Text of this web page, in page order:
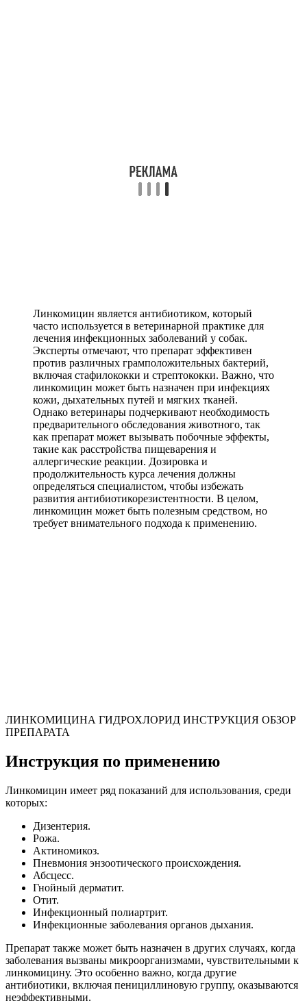
Линкомицин является антибиотиком, который
часто используется в ветеринарной практике для
лечения инфекционных заболеваний у собак.
Эксперты отмечают, что препарат эффективен
против различных грамположительных бактерий,
включая стафилококки и стрептококки. Важно, что
линкомицин может быть назначен при инфекциях
кожи, дыхательных путей и мягких тканей.
Однако ветеринары подчеркивают необходимость
предварительного обследования животного, так
как препарат может вызывать побочные эффекты,
такие как расстройства пищеварения и
аллергические реакции. Дозировка и
продолжительность курса лечения должны
определяться специалистом, чтобы избежать
развития антибиотикорезистентности. В целом,
линкомицин может быть полезным средством, но
требует внимательного подхода к применению.
ЛИНКОМИЦИНА ГИДРОХЛОРИД ИНСТРУКЦИЯ ОБЗОР
ПРЕПАРАТА
Инструкция по применению
Линкомицин имеет ряд показаний для использования, среди
которых:
Дизентерия.
Рожа.
Актиномикоз.
Пневмония энзоотического происхождения.
Абсцесс.
Гнойный дерматит.
Отит.
Инфекционный полиартрит.
Инфекционные заболевания органов дыхания.
Препарат также может быть назначен в других случаях, когда
заболевания вызваны микроорганизмами, чувствительными к
линкомицину. Это особенно важно, когда другие
антибиотики, включая пенициллиновую группу, оказываются
неэффективными.